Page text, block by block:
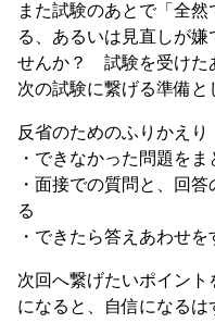
また試験のあとで「全
る、あるいは見直しが
せんか？ 試験を受けた
次の試験に繋げる準備と
反省のためのふりかえり
・できなかった問題をま
・面接での質問と、回
る
・できたら答えあわせを
次回へ繋げたいポイン
になると、自信になるは